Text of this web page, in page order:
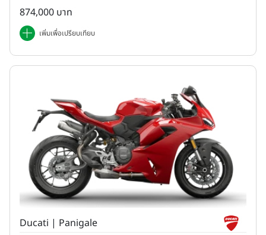
874,000 บาท
เพิ่มเพื่อเปรียบเทียบ
Ducati | Panigale